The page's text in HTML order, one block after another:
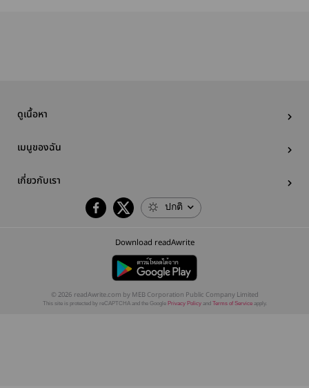
ดูเนื้อหา
เมนูของฉัน
เกี่ยวกับเรา
ปกติ
Download readAwrite
© 2026 readAwrite.com by MEB Corporation Public Company Limited
This site is protected by reCAPTCHA and the Google Privacy Policyand Terms of Serviceapply.